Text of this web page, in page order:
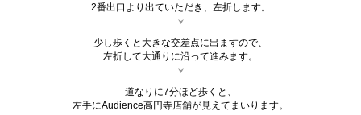
2番出口より出ていただき、左折します。
少し歩くと大きな交差点に出ますので、
左折して大通りに沿って進みます。
道なりに7分ほど歩くと、
左手にAudience高円寺店舗が見えてまいります。